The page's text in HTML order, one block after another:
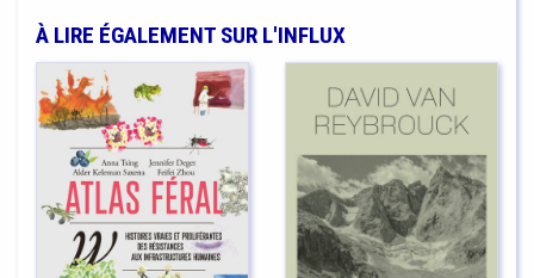
À LIRE ÉGALEMENT SUR L'INFLUX